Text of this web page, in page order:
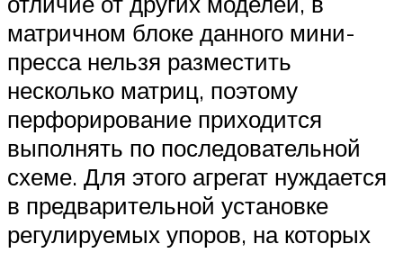
матричном блоке данного мини-
пресса нельзя разместить
несколько матриц, поэтому
перфорирование приходится
выполнять по последовательной
схеме. Для этого агрегат нуждается
в предварительной установке
регулируемых упоров, на которых